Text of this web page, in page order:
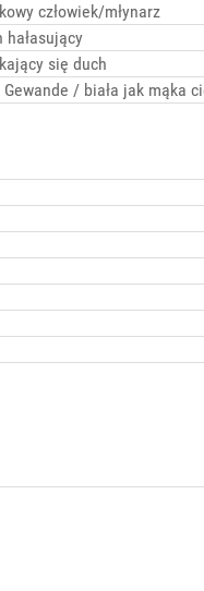
człowiek/młynarz
się duch
/ biała jak mąka